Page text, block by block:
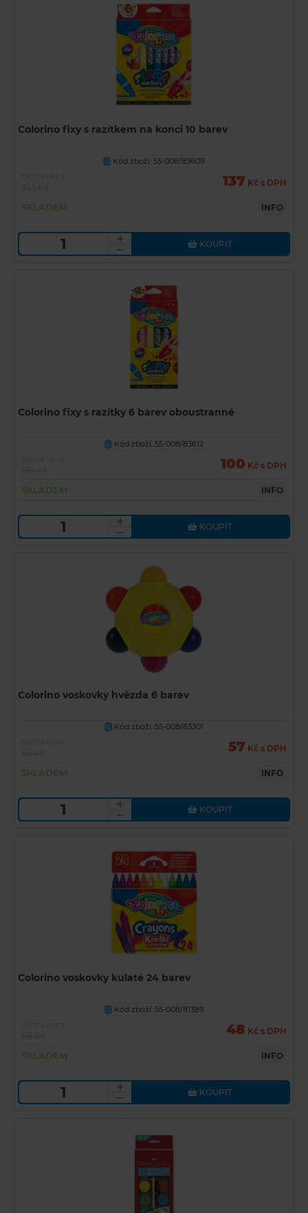
Colorino fixy s razítkem na konci 10 barev
U
Kód zboží: 55-008/83609
137 Kč s DPH
SKLADEM INFO
KOUPIT
Colorino fixy s razítky 6 barev oboustranné
U
Kód zboží: 55-008/83612
100 Kč s DPH
SKLADEM INFO
KOUPIT
Colorino voskovky hvězda 6 barev
U
Kód zboží: 55-008/83301
57 Kč s DPH
SKLADEM INFO
KOUPIT
Colorino voskovky kulaté 24 barev
U Kód zboží: 55-008/81389
48 Kč s DPH
SKLADEM INFO
KOUPIT